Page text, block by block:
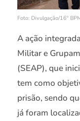
Foto: Divulgação/16º
A ação
Militar e
(SEAP), que
tem como
prisão, sendo
já foram